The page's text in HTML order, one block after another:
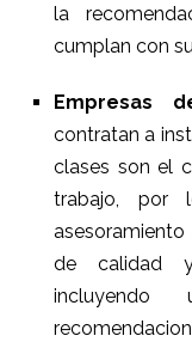
la
cumplan con
Empresas
contratan a
clases son el
trabajo, por
de calidad